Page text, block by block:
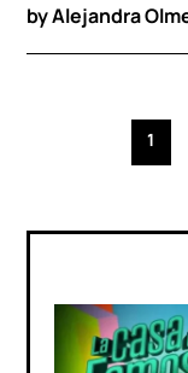
byAlejandra
Paginación
1